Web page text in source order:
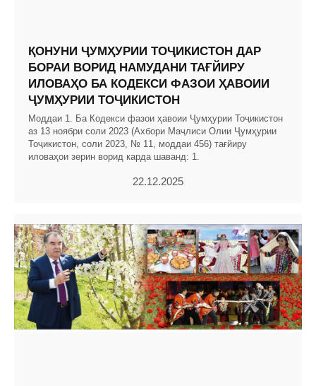
ҚОНУНИ ҶУМҲУРИИ ТОҶИКИСТОН ДАР
БОРАИ ВОРИД НАМУДАНИ ТАҒЙИРУ
ИЛОВАҲО БА КОДЕКСИ ФАЗОИ ҲАВОИИ
ҶУМҲУРИИ ТОҶИКИСТОН
Моддаи 1. Ба Кодекси фазои ҳавоии Ҷумҳурии Тоҷикистон
аз 13 ноябри соли 2023 (Ахбори Маҷлиси Олии Ҷумҳурии
Тоҷикистон, соли 2023, № 11, моддаи 456) тағйиру
иловаҳои зерин ворид карда шаванд: 1.
22.12.2025